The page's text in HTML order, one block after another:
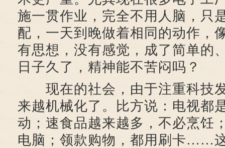
施一贯作业，完全不用人脑，只
配，一天到晚做着相同的动作，
有思想，没有感觉，成了简单的
日子久了，精神能不苦闷吗？
现在的社会，由于注重科技
来越机械化了。比方说：电视都
动；速食品越来越多，不必烹饪
电脑；领款购物，都用刷卡……